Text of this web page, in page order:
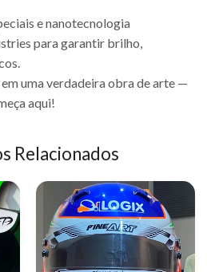
e nanotecnologia
para garantir brilho,
uma verdadeira obra de arte —
aqui!
Relacionados